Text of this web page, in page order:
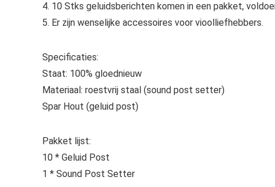
4. 10 Stks geluidsberichten komen in een pakket,
5. Er zijn wenselijke accessoires voor vioolliefhebbers.
Specificaties:
Staat: 100% gloednieuw
Materiaal: roestvrij staal (sound post setter)
Spar Hout (geluid post)
Pakket lijst:
10 * Geluid Post
1 * Sound Post Setter